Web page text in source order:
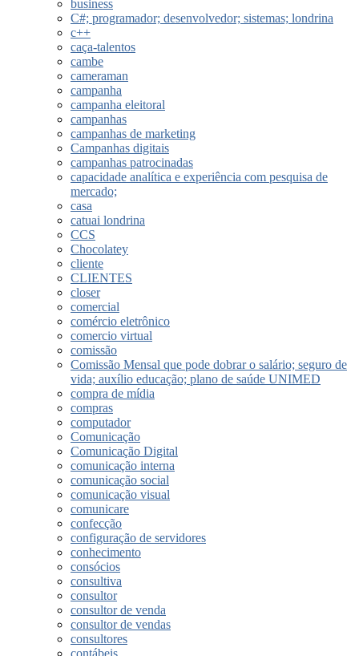
business
C#; programador; desenvolvedor; sistemas; londrina
c++
caça-talentos
cambe
cameraman
campanha
campanha eleitoral
campanhas
campanhas de marketing
Campanhas digitais
campanhas patrocinadas
capacidade analítica e experiência com pesquisa de
mercado;
casa
catuai londrina
CCS
Chocolatey
cliente
CLIENTES
closer
comercial
comércio eletrônico
comercio virtual
comissão
Comissão Mensal que pode dobrar o salário; seguro de
vida; auxílio educação; plano de saúde UNIMED
compra de mídia
compras
computador
Comunicação
Comunicação Digital
comunicação interna
comunicação social
comunicação visual
comunicare
confecção
configuração de servidores
conhecimento
consócios
consultiva
consultor
consultor de venda
consultor de vendas
consultores
contábeis